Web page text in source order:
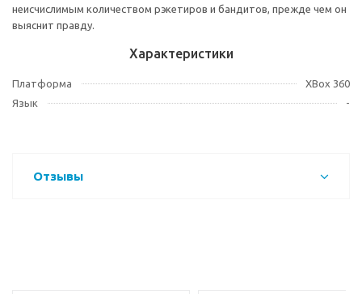
неисчислимым количеством рэкетиров и бандитов, прежде чем он
выяснит правду.
Характеристики
Платформа
XBox 360
Язык
-
Отзывы